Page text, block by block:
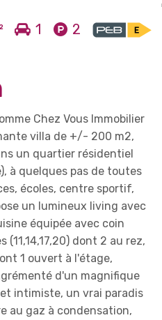
1 2
Chez Vous Immobilier
villa de +/- 200 m2,
un quartier résidentiel
à quelques pas de toutes
écoles, centre sportif,
un lumineux living avec
équipée avec coin
(11,14,17,20) dont 2 au rez,
1 ouvert à l'étage,
d'un magnifique
intimiste, un vrai paradis
au gaz à condensation,